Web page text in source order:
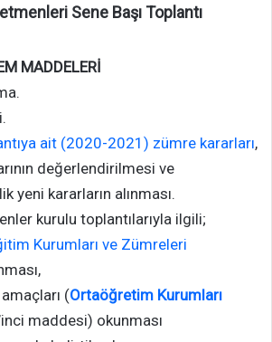
Sene Başı Toplantı
MADDELERİ
ait (2020-2021) zümre kararları,
değerlendirilmesi ve
yeni kararların alınması.
kurulu toplantılarıyla ilgili;
Kurumları ve Zümreleri
(Ortaöğretim Kurumları
maddesi) okunması